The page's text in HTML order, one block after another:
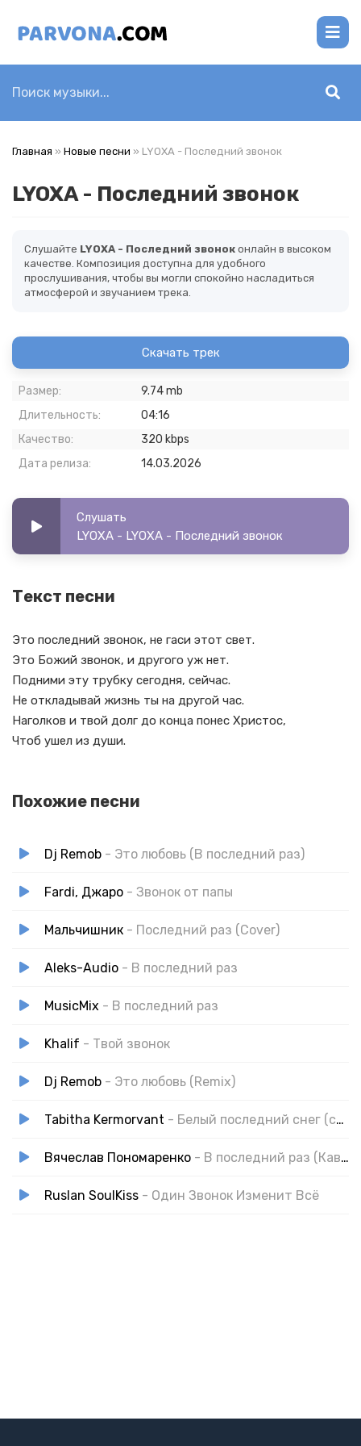
Главная » Новые песни » LYOXA - Последний звонок
LYOXA - Последний звонок
Слушайте LYOXA - Последний звонок онлайн в высоком
качестве. Композиция доступна для удобного
прослушивания, чтобы вы могли спокойно насладиться
атмосферой и звучанием трека.
Скачать трек
Размер:
9.74 mb
Длительность:
04:16
Качество:
320 kbps
Дата релиза:
14.03.2026
Слушать
LYOXA - LYOXA - Последний звонок
Текст песни
Это последний звонок, не гаси этот свет.
Это Божий звонок, и другого уж нет.
Подними эту трубку сегодня, сейчас.
Не откладывай жизнь ты на другой час.
Наголков и твой долг до конца понес Христос,
Чтоб ушел из души.
Похожие песни
Dj Remob - Это любовь (В последний раз)
Fardi, Джаро - Звонок от папы
Мальчишник - Последний раз (Cover)
Aleks-Audio - В последний раз
MusicMix - В последний раз
Khalif - Твой звонок
Dj Remob - Это любовь (Remix)
Tabitha Kermorvant - Белый последний снег (cover)
Вячеслав Пономаренко - В последний раз (Кавер)
Ruslan SoulKiss - Один Звонок Изменит Всё